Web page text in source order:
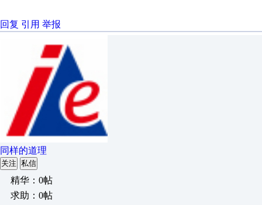
回复 引用 举报
同样的道理
关注 私信
精华：0帖
求助：0帖